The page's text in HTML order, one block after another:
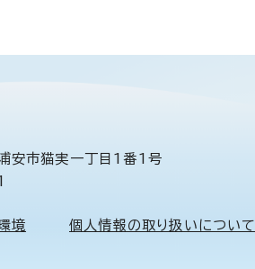
市猫実一丁目1番1号
境 個人情報の取り扱いについて